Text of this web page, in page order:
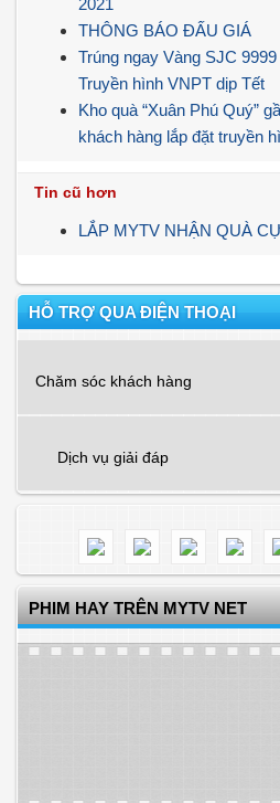
2021
THÔNG BÁO ĐẤU GIÁ
Trúng ngay Vàng SJC
Truyền hình VNPT dịp Tết
Kho quà “Xuân Phú Quý”
khách hàng lắp đặt truyền
Tin cũ hơn
LẮP MYTV NHẬN QUÀ
HỖ TRỢ QUA ĐIỆN THOẠI
Chăm sóc khách hàng
Dịch vụ giải đáp
PHIM HAY TRÊN MYTV NET